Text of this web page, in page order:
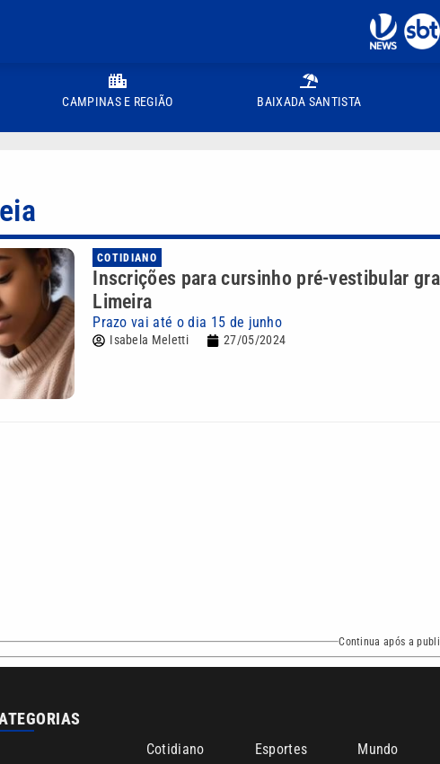
CAMPINAS E REGIÃO BAIXADA SANTISTA
COTIDIANO
Inscrições para cursinho pré-vestibular
Limeira
Prazo vai até o dia 15 de junho
Isabela Meletti 27/05/2024
Continua após a
Cotidiano Esportes Mundo